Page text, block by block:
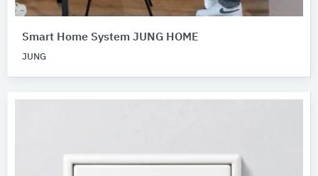
Smart Home System JUNG HOME
JUNG